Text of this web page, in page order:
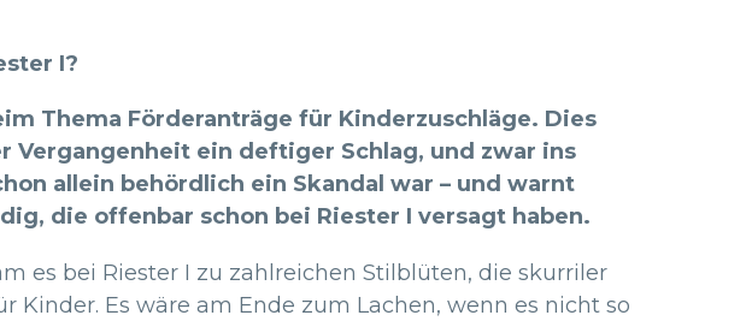
I?
Thema Förderanträge für Kinderzuschläge. Dies
Vergangenheit ein deftiger Schlag, und zwar ins
allein behördlich ein Skandal war – und warnt
die offenbar schon bei Riester I versagt haben.
es bei Riester I zu zahlreichen Stilblüten, die skurriler
Es wäre am Ende zum Lachen, wenn es nicht so